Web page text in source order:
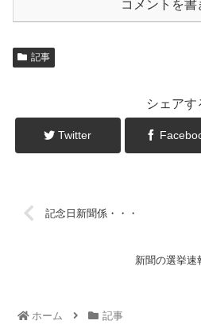
コメントを書
記事
シェアす
Twitter
記念日新聞係・・・
新聞の選挙速
ホーム 記事